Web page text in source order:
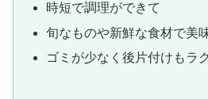
時短で調理ができて
旬なものや新鮮な食材で美
ゴミが少なく後片付けもラ